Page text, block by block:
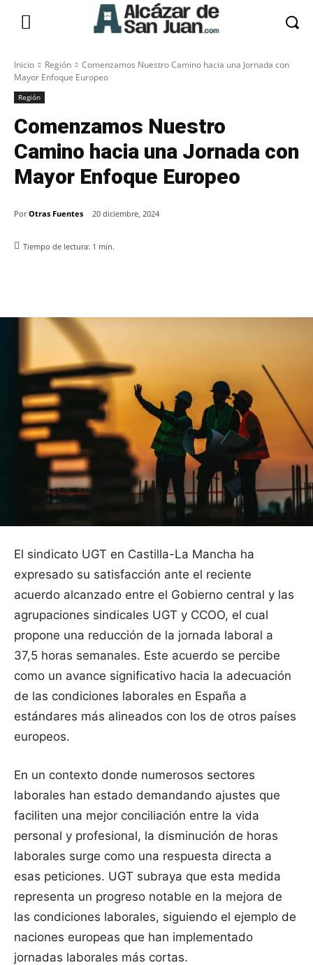
Inicio Región
Comenzamos Nuestro Camino hacia una Jornada con
Mayor Enfoque Europeo
Región
Comenzamos Nuestro
Camino hacia una Jornada con
Mayor Enfoque Europeo
Por Otras Fuentes 20 diciembre, 2024
Tiempo de lectura: 1 min.
El sindicato UGT en Castilla-La Mancha ha
expresado su satisfacción ante el reciente
acuerdo alcanzado entre el Gobierno central y las
agrupaciones sindicales UGT y CCOO, el cual
propone una reducción de la jornada laboral a
37,5 horas semanales. Este acuerdo se percibe
como un avance significativo hacia la adecuación
de las condiciones laborales en España a
estándares más alineados con los de otros países
europeos.
En un contexto donde numerosos sectores
laborales han estado demandando ajustes que
faciliten una mejor conciliación entre la vida
personal y profesional, la disminución de horas
laborales surge como una respuesta directa a
esas peticiones. UGT subraya que esta medida
representa un progreso notable en la mejora de
las condiciones laborales, siguiendo el ejemplo de
naciones europeas que han implementado
jornadas laborales más cortas.